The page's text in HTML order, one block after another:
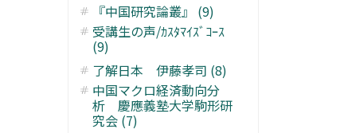
『中国研究論叢』 (9)
受講生の声/ｶｽﾀﾏｲｽﾞｺｰｽ
(9)
了解日本 伊藤孝司 (8)
中国マクロ経済動向分
析 慶應義塾大学駒形研
究会 (7)